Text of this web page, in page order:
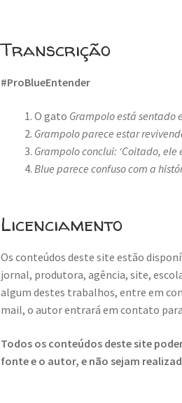
Transcrição
#ProBlueEntender
O gato Grampolo está sentado
Grampolo parece estar
Grampolo conclui: ‘Coitado, ele
Blue parece confuso com a
Licenciamento
Os conteúdos deste site estão
jornal, produtora, agência, site,
algum destes trabalhos, entre em
mail, o autor entrará em contato
Todos os conteúdos deste site
fonte e o autor, e não sejam